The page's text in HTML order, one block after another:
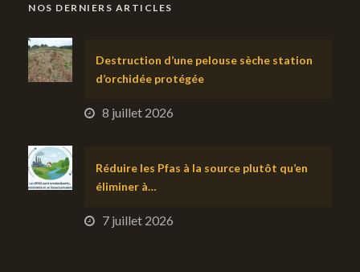
NOS DERNIERS ARTICLES
Destruction d’une pelouse sèche station
d’orchidée protégée
8 juillet 2026
Réduire les Pfas à la source plutôt qu’en
éliminer à…
7 juillet 2026